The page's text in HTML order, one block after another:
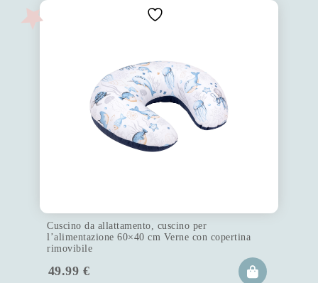
Cuscino da allattamento, cuscino per
l’alimentazione 60×40 cm Verne con copertina
rimovibile
49.99 €